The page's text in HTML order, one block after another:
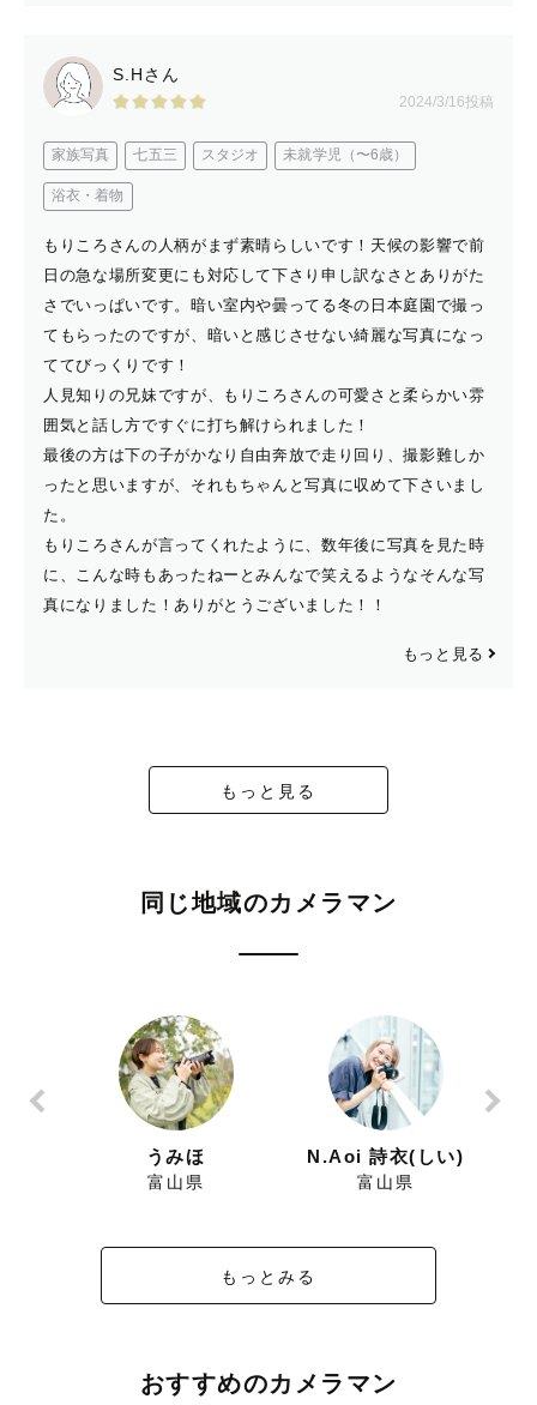
S.Hさん
2024/3/16投稿
家族写真 七五三 スタジオ 未就学児（〜6歳）
浴衣・着物
もりころさんの人柄がまず素晴らしいです！天候の影響で前
日の急な場所変更にも対応して下さり申し訳なさとありがた
さでいっぱいです。暗い室内や曇ってる冬の日本庭園で撮っ
てもらったのですが、暗いと感じさせない綺麗な写真になっ
ててびっくりです！
人見知りの兄妹ですが、もりころさんの可愛さと柔らかい雰
囲気と話し方ですぐに打ち解けられました！
最後の方は下の子がかなり自由奔放で走り回り、撮影難しか
ったと思いますが、それもちゃんと写真に収めて下さいまし
た。
もりころさんが言ってくれたように、数年後に写真を見た時
に、こんな時もあったねーとみんなで笑えるようなそんな写
真になりました！ありがとうございました！！
もっと見る
もっと見る
同じ地域のカメラマン
うみほ
富山県
N.Aoi 詩衣(しい)
富山県
もっとみる
おすすめのカメラマン